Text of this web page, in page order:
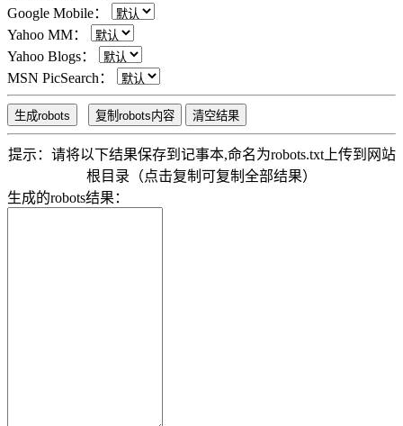
Google Mobile：
Yahoo MM：
Yahoo Blogs：
MSN PicSearch：
提示：请将以下结果保存到记事本,命名为robots.txt上传到网站
根目录（点击复制可复制全部结果）
生成的robots结果：